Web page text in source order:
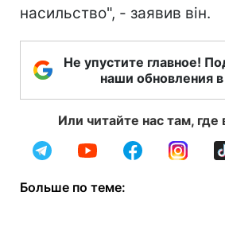
насильство", - заявив він.
Не упустите главное!
наши обновления
Или читайте нас там, где
Больше по теме: